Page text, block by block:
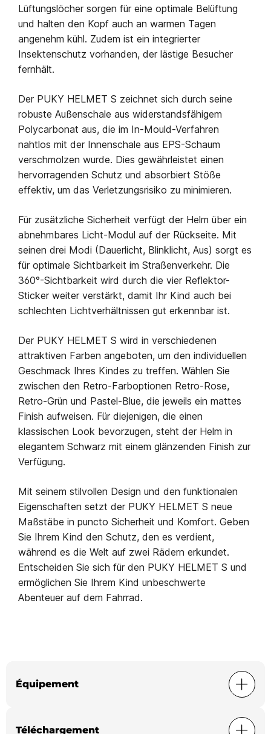
Lüftungslöcher sorgen für eine optimale Belüftung
und halten den Kopf auch an warmen Tagen
angenehm kühl. Zudem ist ein integrierter
Insektenschutz vorhanden, der lästige Besucher
fernhält.
Der PUKY HELMET S zeichnet sich durch seine
robuste Außenschale aus widerstandsfähigem
Polycarbonat aus, die im In-Mould-Verfahren
nahtlos mit der Innenschale aus EPS-Schaum
verschmolzen wurde. Dies gewährleistet einen
hervorragenden Schutz und absorbiert Stöße
effektiv, um das Verletzungsrisiko zu minimieren.
Für zusätzliche Sicherheit verfügt der Helm über ein
abnehmbares Licht-Modul auf der Rückseite. Mit
seinen drei Modi (Dauerlicht, Blinklicht, Aus) sorgt es
für optimale Sichtbarkeit im Straßenverkehr. Die
360°-Sichtbarkeit wird durch die vier Reflektor-
Sticker weiter verstärkt, damit Ihr Kind auch bei
schlechten Lichtverhältnissen gut erkennbar ist.
Der PUKY HELMET S wird in verschiedenen
attraktiven Farben angeboten, um den individuellen
Geschmack Ihres Kindes zu treffen. Wählen Sie
zwischen den Retro-Farboptionen Retro-Rose,
Retro-Grün und Pastel-Blue, die jeweils ein mattes
Finish aufweisen. Für diejenigen, die einen
klassischen Look bevorzugen, steht der Helm in
elegantem Schwarz mit einem glänzenden Finish zur
Verfügung.
Mit seinem stilvollen Design und den funktionalen
Eigenschaften setzt der PUKY HELMET S neue
Maßstäbe in puncto Sicherheit und Komfort. Geben
Sie Ihrem Kind den Schutz, den es verdient,
während es die Welt auf zwei Rädern erkundet.
Entscheiden Sie sich für den PUKY HELMET S und
ermöglichen Sie Ihrem Kind unbeschwerte
Abenteuer auf dem Fahrrad.
Équipement
Téléchargement